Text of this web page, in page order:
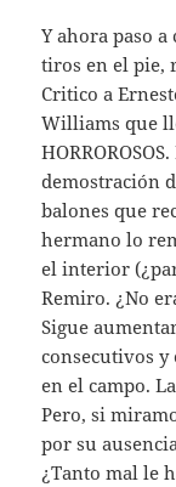
Y ahora paso
tiros en el pie,
Critico a
Williams que
demostración
balones que
hermano lo
el interior
Remiro. ¿No
Sigue
consecutivos y
en el campo.
Pero, si
por su
¿Tanto mal le